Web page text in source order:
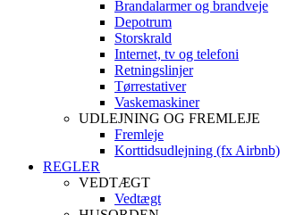
Brandalarmer og brandveje
Depotrum
Storskrald
Internet, tv og telefoni
Retningslinjer
Tørrestativer
Vaskemaskiner
UDLEJNING OG FREMLEJE
Fremleje
Korttidsudlejning (fx Airbnb)
REGLER
VEDTÆGT
Vedtægt